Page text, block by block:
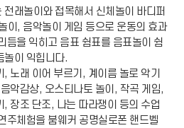
전래놀이와 접목해서 신체놀이 바디퍼
이, 음악놀이 게임 등으로 운동의 효과
듬을 익히고 음표 쉼표를 음표놀이 쉼
놀이 익힙니다.
, 노래 이어 부르기, 계이름 놀로 악기
악감상, 오스티나토 놀이, 작곡 게임,
, 장조 단조, 나는 따라쟁이 등의 수업
주체험을 붐웨커 공명실로폰 핸드벨